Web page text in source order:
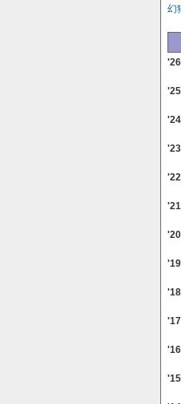
幻
'26
'25
'24
'23
'22
'21
'20
'19
'18
'17
'16
'15